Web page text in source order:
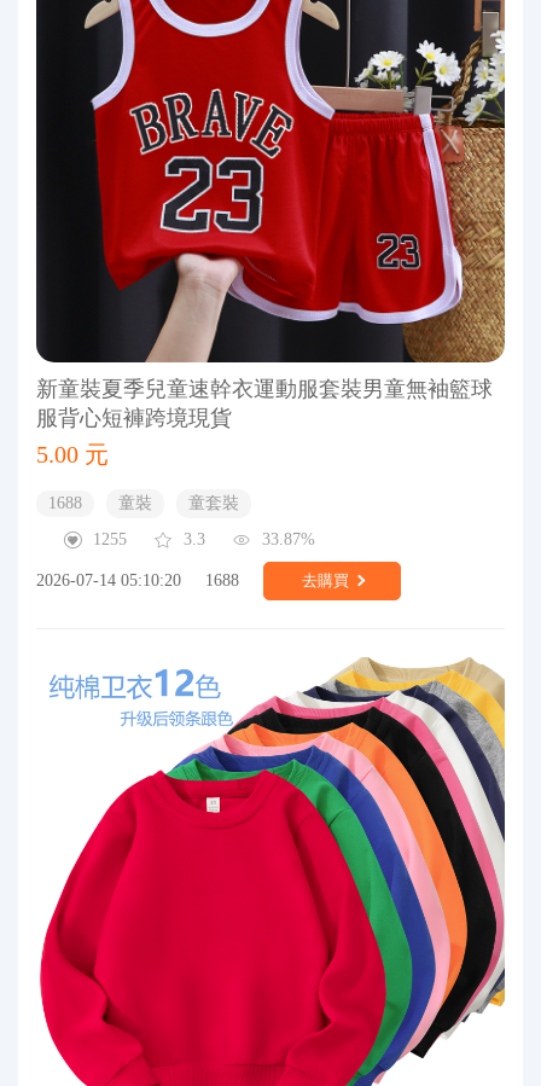
新童裝夏季兒童速幹衣運動服套裝男童無袖籃球
服背心短褲跨境現貨
5.00 元
1688 童裝
童套裝
1255
3.3 33.87%
2026-07-14 05:10:20 1688 去購買